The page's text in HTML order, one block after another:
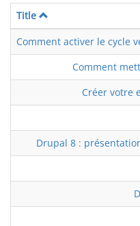
Title
Comment activer le cycle
Comment
Créer votre
Drupal 8 :